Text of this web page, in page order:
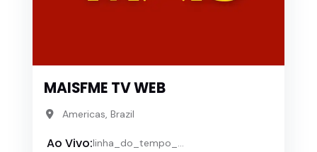
MAISFME TV WEB
Americas, Brazil
Ao Vivo:linha_do_tempo_...